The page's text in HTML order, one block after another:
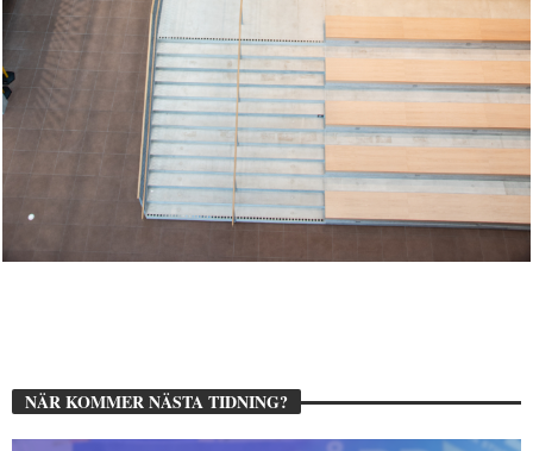
NÄR KOMMER NÄSTA TIDNING?